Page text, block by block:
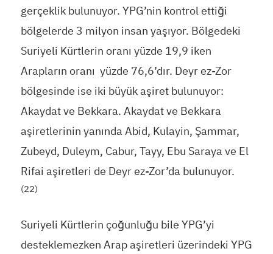
gerçeklik bulunuyor. YPG’nin kontrol ettiği
bölgelerde 3 milyon insan yaşıyor. Bölgedeki
Suriyeli Kürtlerin oranı yüzde 19,9 iken
Arapların oranı yüzde 76,6’dır. Deyr ez-Zor
bölgesinde ise iki büyük aşiret bulunuyor:
Akaydat ve Bekkara. Akaydat ve Bekkara
aşiretlerinin yanında Abid, Kulayin, Şammar,
Zubeyd, Duleym, Cabur, Tayy, Ebu Saraya ve El
Rifai aşiretleri de Deyr ez-Zor’da bulunuyor.
(22)
Suriyeli Kürtlerin çoğunluğu bile YPG’yi
desteklemezken Arap aşiretleri üzerindeki YPG